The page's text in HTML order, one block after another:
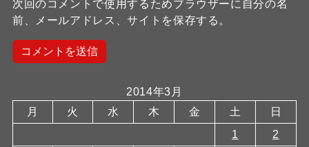
次回のコメントで使用するためブラウザーに自分の名
前、メールアドレス、サイトを保存する。
2014年3月
月
火 水 木 金 土
日
1
2